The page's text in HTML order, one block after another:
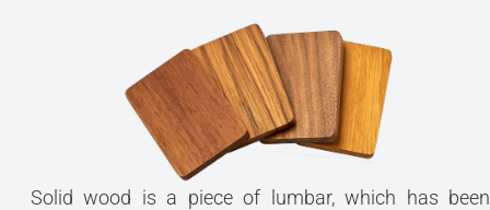
Solid wood is a piece of lumbar, which has been